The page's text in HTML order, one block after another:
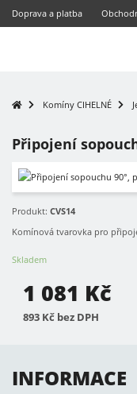
Doprava a platba
Komíny CIHELNÉ
Připojení
Produkt: CVS14
Komínová tvarovka pro
Skladem
1 081 Kč
893 Kč bez DPH
INFORMACE